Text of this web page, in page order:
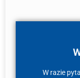
W razie